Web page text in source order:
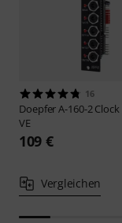
16
DoepferA-160-2
VE
109 €
Vergleichen